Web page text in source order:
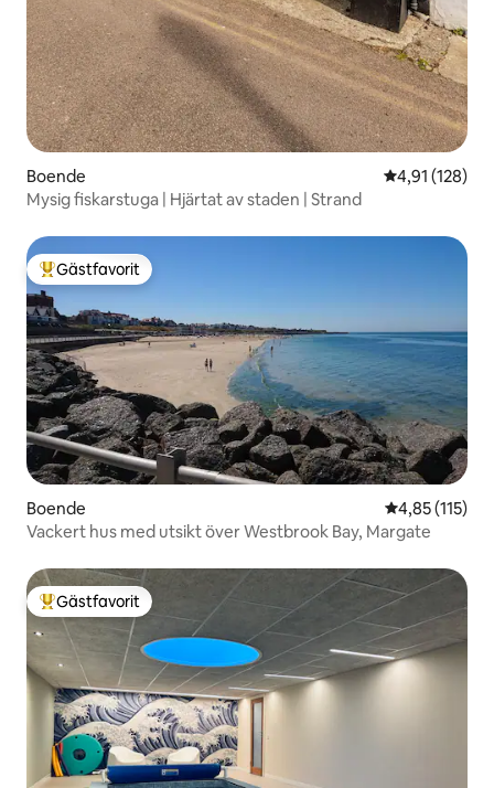
Boende 4,91 av 5 i
4,91 (128)
Mysig fiskarstuga | Hjärtat av staden | Strand
Populär gästfavorit
Gästfavorit
Boende 4,85 av 5 i
4,85 (115)
Vackert hus med utsikt över Westbrook Bay, Margate
Populär gästfavorit
Gästfavorit